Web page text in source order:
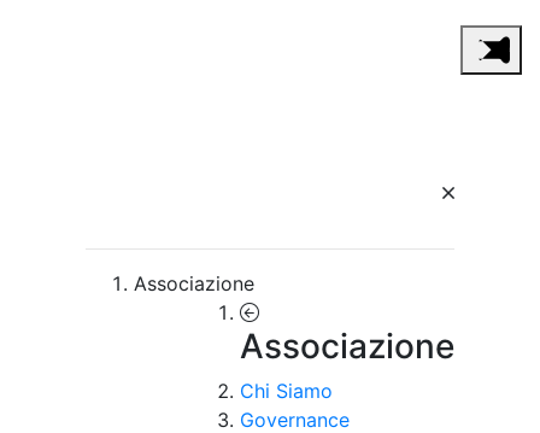
Associazione
Associazione
Chi Siamo
Governance